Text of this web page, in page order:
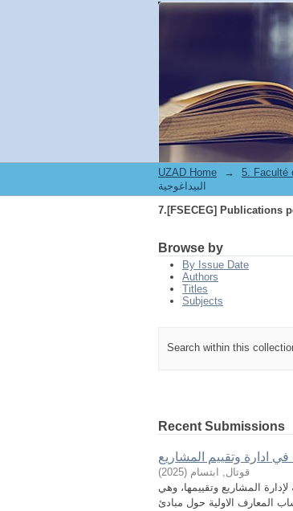
UZAD Home → 5. Faculté
البيداغوجية
Browse by
By Issue Date
Authors
Titles
Subjects
Search within this
Recent Submissions
ادارة وتقييم المشاريع
قوتال, ابتسام (
2025
)
المشاريع وتقييمها، وهي